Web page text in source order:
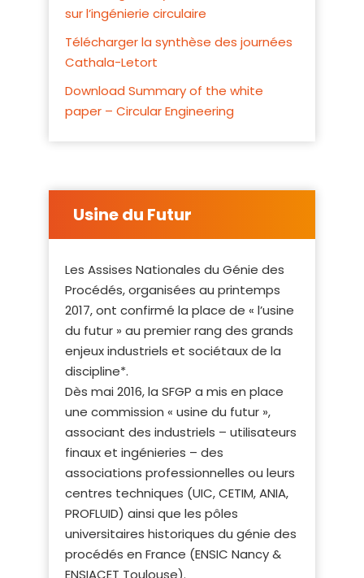
sur l’ingénierie circulaire
Télécharger la synthèse des journées
Cathala-Letort
Download Summary of the white
paper – Circular Engineering
Usine du Futur
Les Assises Nationales du Génie des
Procédés, organisées au printemps
2017, ont confirmé la place de « l’usine
du futur » au premier rang des grands
enjeux industriels et sociétaux de la
discipline*.
Dès mai 2016, la SFGP a mis en place
une commission « usine du futur »,
associant des industriels – utilisateurs
finaux et ingénieries – des
associations professionnelles ou leurs
centres techniques (UIC, CETIM, ANIA,
PROFLUID) ainsi que les pôles
universitaires historiques du génie des
procédés en France (ENSIC Nancy &
ENSIACET Toulouse).